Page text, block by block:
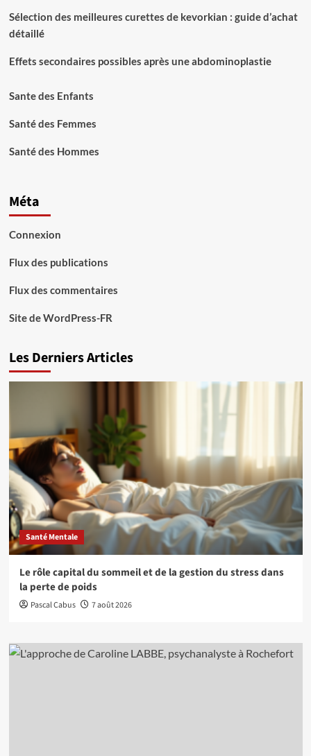
Sélection des meilleures curettes de kevorkian : guide d’achat
détaillé
Effets secondaires possibles après une abdominoplastie
Sante des Enfants
Santé des Femmes
Santé des Hommes
Méta
Connexion
Flux des publications
Flux des commentaires
Site de WordPress-FR
Les Derniers Articles
Santé Mentale
Le rôle capital du sommeil et de la gestion du stress dans
la perte de poids
Pascal Cabus 7 août 2026